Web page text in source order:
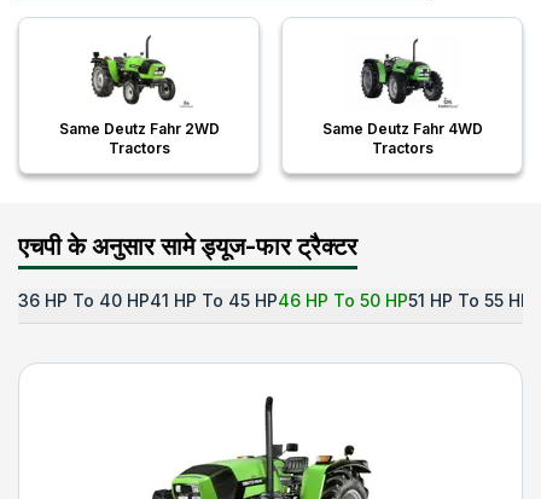
Same Deutz Fahr 2WD
Tractors
Same Deutz Fahr 4WD
Tractors
एचपी के अनुसार सामे ड्यूज-फार ट्रैक्टर
36 HP To 40 HP41 HP To 45 HP46 HP To 50 HP51 HP To 55 HP